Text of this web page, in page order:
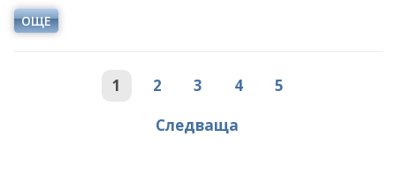
ОЩЕ
1 2 3 4
5
Следваща